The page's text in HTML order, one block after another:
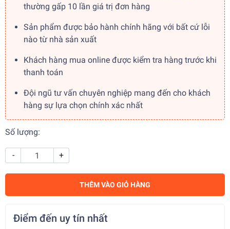
thường gấp 10 lần giá trị đơn hàng
Sản phẩm được bảo hành chính hãng với bất cứ lỗi
nào từ nhà sản xuất
Khách hàng mua online được kiểm tra hàng trước khi
thanh toán
Đội ngũ tư vấn chuyên nghiệp mang đến cho khách
hàng sự lựa chọn chính xác nhất
Số lượng:
- +
THÊM VÀO GIỎ HÀNG
Điểm đến uy tín nhất